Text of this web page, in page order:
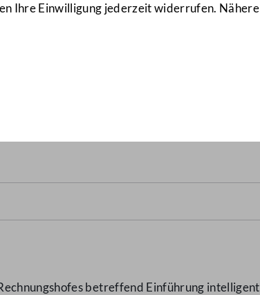
Ihre Einwilligung jederzeit widerrufen.
BUND 2019/1
betreffend Einführung